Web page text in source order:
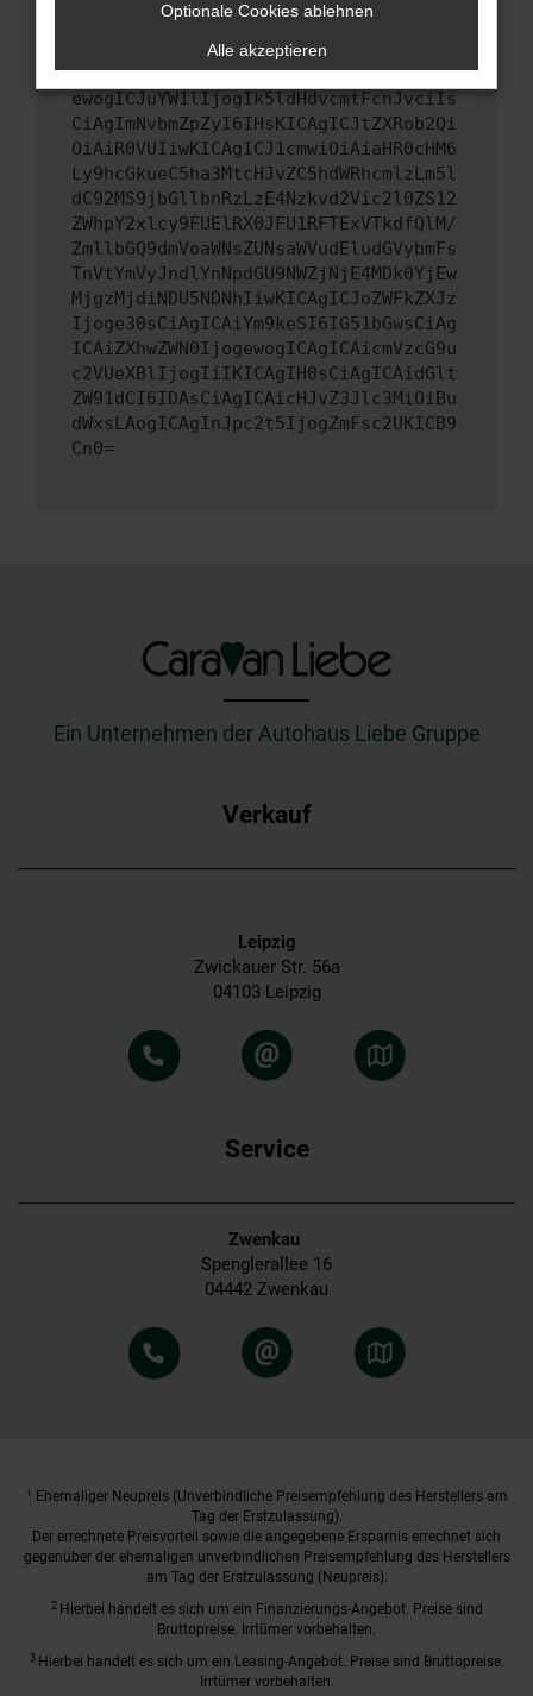
uns diesen Text schicken, um uns bei der
Fehlersuche zu unterstützen:
ewogICJuYW1lIjogIk5ldHdvcmtFcnJvciIs
CiAgImNvbmZpZyI6IHsKICAgICJtZXRob2Qi
OiAiR0VUIiwKICAgICJ1cmwiOiAiaHR0cHM6
Ly9hcGkueC5ha3MtcHJvZC5hdWRhcmlzLm5l
dC92MS9jbGllbnRzLzE4Nzkvd2Vic2l0ZS12
ZWhpY2xlcy9FUElRX0JFU1RFTExVTkdfQlM/
ZmllbGQ9dmVoaWNsZUNsaWVudEludGVybmFs
TnVtYmVyJndlYnNpdGU9NWZjNjE4MDk0YjEw
MjgzMjdiNDU5NDNhIiwKICAgICJoZWFkZXJz
Ijoge30sCiAgICAiYm9keSI6IG51bGwsCiAg
ICAiZXhwZWN0IjogewogICAgICAicmVzcG9u
c2VUeXBlIjogIiIKICAgIH0sCiAgICAidGlt
ZW91dCI6IDAsCiAgICAicHJvZ3Jlc3MiOiBu
dWxsLAogICAgInJpc2t5IjogZmFsc2UKICB9
Cn0=
Ein Unternehmen der Autohaus Liebe Gruppe
Verkauf
Leipzig
Zwickauer Str. 56a
04103 Leipzig
Service
Zwenkau
Spenglerallee 16
04442 Zwenkau
1
Ehemaliger Neupreis (Unverbindliche Preisempfehlung des Herstellers am
Tag der Erstzulassung).
Der errechnete Preisvorteil sowie die angegebene Ersparnis errechnet sich
gegenüber der ehemaligen unverbindlichen Preisempfehlung des Herstellers
am Tag der Erstzulassung (Neupreis).
2 Hierbei handelt es sich um ein Finanzierungs-Angebot. Preise sind
Bruttopreise. Irrtümer vorbehalten.
3 Hierbei handelt es sich um ein Leasing-Angebot. Preise sind Bruttopreise.
Irrtümer vorbehalten.
Optionale Cookies ablehnen
Alle akzeptieren